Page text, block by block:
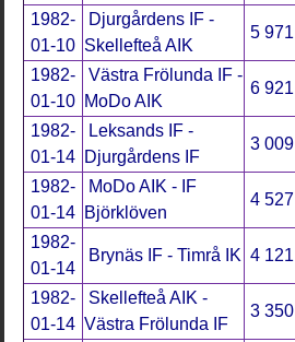
1982-
01-10
Djurgårdens IF -
Skellefteå AIK
5 971
1982-
01-10
Västra Frölunda IF -
MoDo AIK
6 921
1982-
01-14
Leksands IF -
Djurgårdens IF
3 009
1982-
01-14
MoDo AIK - IF
Björklöven
4 527
1982-
01-14
Brynäs IF - Timrå IK 4 121
1982-
01-14
Skellefteå AIK -
Västra Frölunda IF
3 350